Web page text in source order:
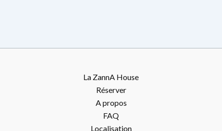
La ZannA House
Réserver
A propos
FAQ
Localisation